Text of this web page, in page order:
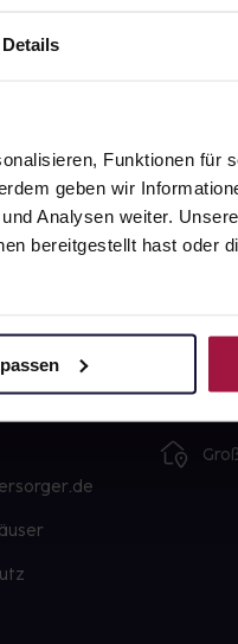
Details
Funktionen für
geben wir
Analysen weiter.
bereitgestellt hast oder
Unsere